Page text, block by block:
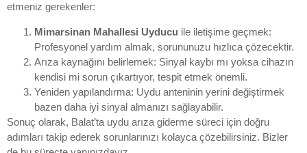
etmeniz gerekenler:
Mimarsinan Mahallesi Uyducu ile iletişime geçmek:
Profesyonel yardım almak, sorununuzu hızlıca çözecektir.
Arıza kaynağını belirlemek: Sinyal kaybı mı yoksa cihazın
kendisi mi sorun çıkartıyor, tespit etmek önemli.
Yeniden yapılandırma: Uydu anteninin yerini değiştirmek
bazen daha iyi sinyal almanızı sağlayabilir.
Sonuç olarak, Balat’ta uydu arıza giderme süreci için doğru
adımları takip ederek sorunlarınızı kolayca çözebilirsiniz. Bizler